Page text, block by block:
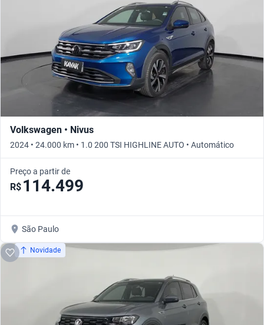
Volkswagen • Nivus
2024 • 24.000 km • 1.0 200 TSI HIGHLINE AUTO • Automático
Preço a partir de
R$ 114.499
São Paulo
Novidade